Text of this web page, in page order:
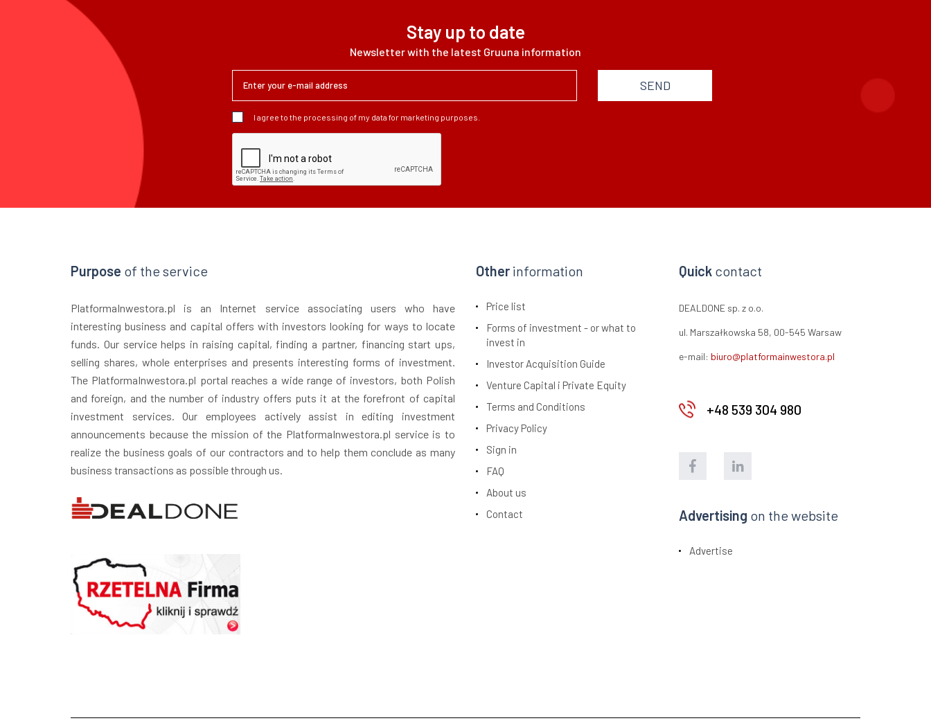
Stay up to date
Newsletter with the latest Gruuna information
SEND
I agree to the processing of my data for marketing purposes.
Purpose of the service
PlatformaInwestora.pl is an Internet service associating users who have
interesting business and capital offers with investors looking for ways to locate
funds. Our service helps in raising capital, finding a partner, financing start ups,
selling shares, whole enterprises and presents interesting forms of investment.
The PlatformaInwestora.pl portal reaches a wide range of investors, both Polish
and foreign, and the number of industry offers puts it at the forefront of capital
investment services. Our employees actively assist in editing investment
announcements because the mission of the PlatformaInwestora.pl service is to
realize the business goals of our contractors and to help them conclude as many
business transactions as possible through us.
Other information
Price list
Forms of investment - or what to
invest in
Investor Acquisition Guide
Venture Capital i Private Equity
Terms and Conditions
Privacy Policy
Sign in
FAQ
About us
Contact
Quickcontact
DEALDONE sp. z o.o.
ul. Marszałkowska 58, 00-545 Warsaw
e-mail: biuro@platformainwestora.pl
+48 539 304 980
Advertising on the website
Advertise